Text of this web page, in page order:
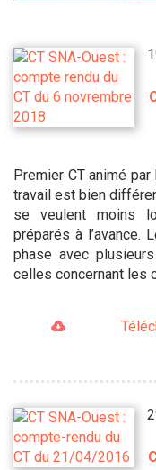
Premier CT animé
travail est bien
se veulent moins
préparés à l’avance.
phase avec
celles concernant les